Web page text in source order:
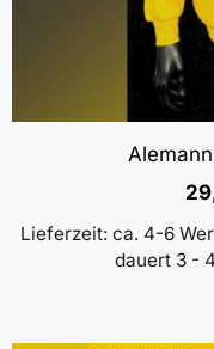
Lieferzeit: ca. 4-6
dauert 3 -